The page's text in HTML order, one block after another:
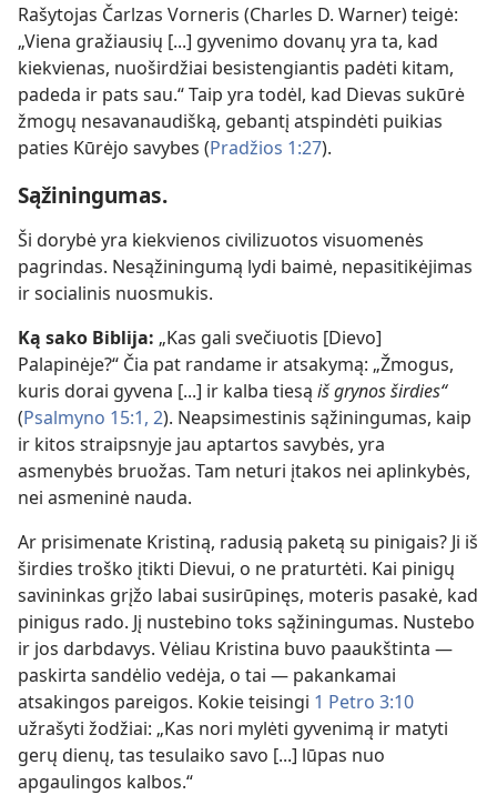
Rašytojas Čarlzas Vorneris (Charles D. Warner) teigė:
„Viena gražiausių [...] gyvenimo dovanų yra ta, kad
kiekvienas, nuoširdžiai besistengiantis padėti kitam,
padeda ir pats sau.“ Taip yra todėl, kad Dievas sukūrė
žmogų nesavanaudišką, gebantį atspindėti puikias
paties Kūrėjo savybes (Pradžios 1:27).
Sąžiningumas.
Ši dorybė yra kiekvienos civilizuotos visuomenės
pagrindas. Nesąžiningumą lydi baimė, nepasitikėjimas
ir socialinis nuosmukis.
Ką sako Biblija: „Kas gali svečiuotis [Dievo]
Palapinėje?“ Čia pat randame ir atsakymą: „Žmogus,
kuris dorai gyvena [...] ir kalba tiesą iš grynos širdies“
(Psalmyno 15:1, 2). Neapsimestinis sąžiningumas, kaip
ir kitos straipsnyje jau aptartos savybės, yra
asmenybės bruožas. Tam neturi įtakos nei aplinkybės,
nei asmeninė nauda.
Ar prisimenate Kristiną, radusią paketą su pinigais? Ji iš
širdies troško įtikti Dievui, o ne praturtėti. Kai pinigų
savininkas grįžo labai susirūpinęs, moteris pasakė, kad
pinigus rado. Jį nustebino toks sąžiningumas. Nustebo
ir jos darbdavys. Vėliau Kristina buvo paaukštinta —
paskirta sandėlio vedėja, o tai — pakankamai
atsakingos pareigos. Kokie teisingi 1 Petro 3:10
užrašyti žodžiai: „Kas nori mylėti gyvenimą ir matyti
gerų dienų, tas tesulaiko savo [...] lūpas nuo
apgaulingos kalbos.“